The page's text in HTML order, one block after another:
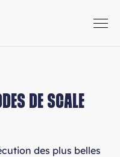
DE SCALE
des plus belles